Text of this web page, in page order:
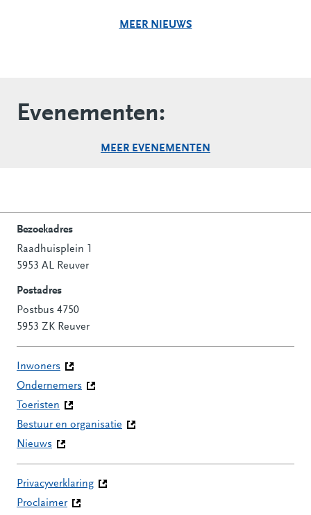
MEER NIEUWS
Evenementen:
MEER EVENEMENTEN
Contactinformatie
Bezoekadres
Raadhuisplein 1
5953 AL Reuver
Postadres
Postbus 4750
5953 ZK Reuver
Inwoners
Ondernemers
Toeristen
Bestuur en organisatie
Nieuws
Privacyverklaring
Proclaimer